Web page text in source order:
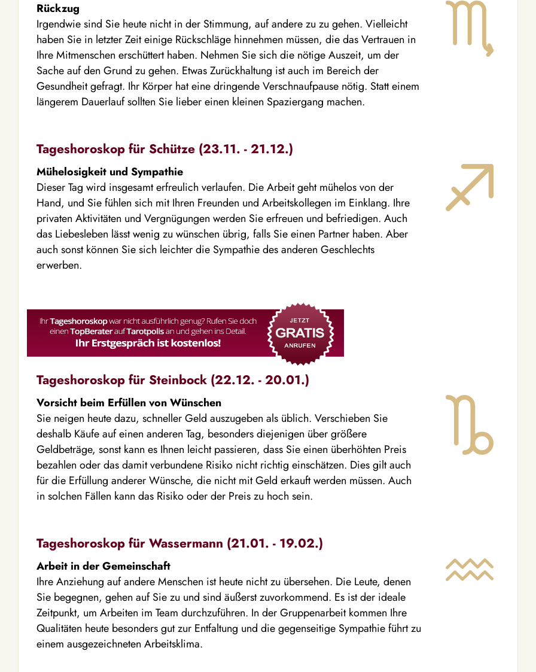
Rückzug
Irgendwie sind Sie heute nicht in der Stimmung, auf andere zu zu gehen. Vielleicht
haben Sie in letzter Zeit einige Rückschläge hinnehmen müssen, die das Vertrauen in
Ihre Mitmenschen erschüttert haben. Nehmen Sie sich die nötige Auszeit, um der
Sache auf den Grund zu gehen. Etwas Zurückhaltung ist auch im Bereich der
Gesundheit gefragt. Ihr Körper hat eine dringende Verschnaufpause nötig. Statt einem
längerem Dauerlauf sollten Sie lieber einen kleinen Spaziergang machen.
Tageshoroskop für Schütze (23.11. - 21.12.)
Mühelosigkeit und Sympathie
Dieser Tag wird insgesamt erfreulich verlaufen. Die Arbeit geht mühelos von der
Hand, und Sie fühlen sich mit Ihren Freunden und Arbeitskollegen im Einklang. Ihre
privaten Aktivitäten und Vergnügungen werden Sie erfreuen und befriedigen. Auch
das Liebesleben lässt wenig zu wünschen übrig, falls Sie einen Partner haben. Aber
auch sonst können Sie sich leichter die Sympathie des anderen Geschlechts
erwerben.
Tageshoroskop für Steinbock (22.12. - 20.01.)
Vorsicht beim Erfüllen von Wünschen
Sie neigen heute dazu, schneller Geld auszugeben als üblich. Verschieben Sie
deshalb Käufe auf einen anderen Tag, besonders diejenigen über größere
Geldbeträge, sonst kann es Ihnen leicht passieren, dass Sie einen überhöhten Preis
bezahlen oder das damit verbundene Risiko nicht richtig einschätzen. Dies gilt auch
für die Erfüllung anderer Wünsche, die nicht mit Geld erkauft werden müssen. Auch
in solchen Fällen kann das Risiko oder der Preis zu hoch sein.
Tageshoroskop für Wassermann (21.01. - 19.02.)
Arbeit in der Gemeinschaft
Ihre Anziehung auf andere Menschen ist heute nicht zu übersehen. Die Leute, denen
Sie begegnen, gehen auf Sie zu und sind äußerst zuvorkommend. Es ist der ideale
Zeitpunkt, um Arbeiten im Team durchzuführen. In der Gruppenarbeit kommen Ihre
Qualitäten heute besonders gut zur Entfaltung und die gegenseitige Sympathie führt zu
einem ausgezeichneten Arbeitsklima.